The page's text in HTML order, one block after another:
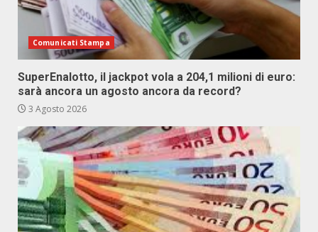
Comunicati Stampa
SuperEnalotto, il jackpot vola a 204,1 milioni di euro:
sarà ancora un agosto ancora da record?
3 Agosto 2026